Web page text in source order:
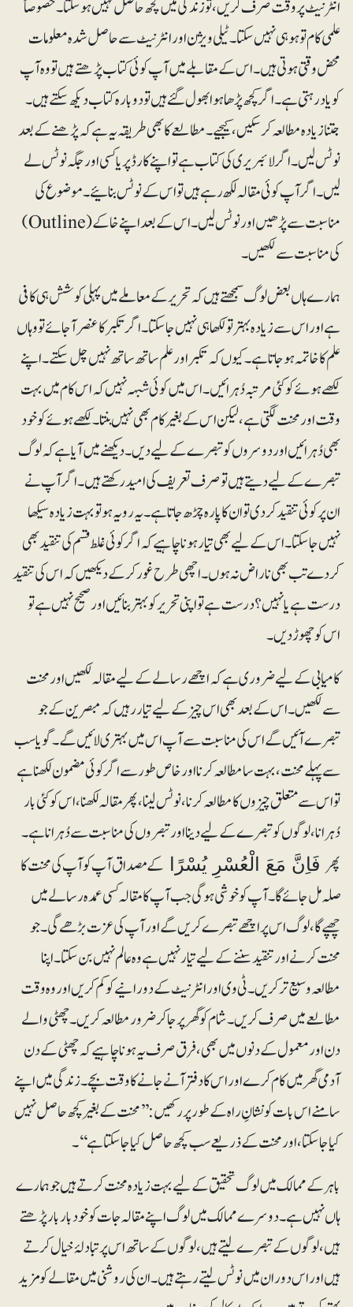
انٹرنیٹ پر وقت صرف کریں ، تو زندگی میں کچھ حاصل نہیں ہوسکتا۔ خصوصاً
علمی کام تو ہوہی نہیں سکتا۔ ٹیلی ویژن اور انٹرنیٹ سے حاصل شدہ معلومات
محض وقتی ہوتی ہیں۔ اس کے مقابلے میں آپ کوئی کتاب پڑھتے ہیں تو وہ آپ
کو یاد رہتی ہے ۔ اگر کچھ پڑھا ہوا بھول گئے ہیں تو دوبارہ کتاب دیکھ سکتے ہیں۔
جتنا زیادہ مطالعہ کرسکیں، کیجیے۔ مطالعے کابھی طریقہ یہ ہے کہ پڑھنے کے بعد
نوٹس لیں۔ اگر لائبریری کی کتاب ہے تو اپنے کارڈ پر یا کسی اور جگہ نوٹس لے
لیں۔ اگر آپ کوئی مقالہ لکھ رہے ہیں تو اس کے نوٹس بنائیے ۔ موضوع کی
مناسبت سے پڑھیں اور نوٹس لیں۔ اس کے بعد اپنے خاکے (Outline)
کی مناسبت سے لکھیں۔
ہمارے ہاں بعض لوگ سمجھتے ہیں کہ تحریر کے معاملے میں پہلی کوشش ہی کافی
ہے اور اس سے زیادہ بہتر تو لکھا ہی نہیں جاسکتا۔ اگر تکبر کا عنصر آجائے تو وہاں
علم کا خاتمہ ہوجاتا ہے۔ کیوں کہ تکبر اور علم ساتھ ساتھ نہیں چل سکتے۔ اپنے
لکھے ہوئے کو کئی مرتبہ دُہرائیں۔ اس میں کوئی شبہہ نہیں کہ اس کام میں بہت
وقت اور محنت لگتی ہے، لیکن اس کے بغیر کام بھی نہیں بنتا۔ لکھے ہوئے کو خود
بھی دُہرائیں اور دوسروں کو تبصرے کے لیے دیں۔ دیکھنے میں آیا ہے کہ لوگ
تبصرے کے لیے دیتے ہیں تو صرف تعریف کی امید رکھتے ہیں۔ اگر آپ نے
ان پر کوئی تنقید کردی تو ان کا پارہ چڑھ جاتا ہے۔ یہ رویہ ہوتو بہت زیادہ سیکھا
نہیں جاسکتا۔ اس کے لیے بھی تیار ہونا چاہیے کہ اگر کوئی غلط قسم کی تنقید بھی
کردے تب بھی ناراض نہ ہوں۔ اچھی طرح غور کرکے دیکھیں کہ اس کی تنقید
درست ہے یا نہیں؟ درست ہے تو اپنی تحریر کو بہتر بنائیں اور صحیح نہیں ہے تو
اس کو چھوڑ دیں۔
کامیابی کے لیے ضروری ہے کہ اچھے رسالے کے لیے مقالہ لکھیں اور محنت
سے لکھیں۔ اس کے بعد بھی اس چیز کے لیے تیار رہیں کہ مبصرین کے جو
تبصرے آئیں گے اس کی مناسبت سے آپ اس میں بہتری لائیں گے۔ گویا سب
سے پہلے محنت، بہت سا مطالعہ کرنا اور خاص طور سے اگر کوئی مضمون لکھنا ہے
تو اس سے متعلق چیزوں کا مطالعہ کرنا ، نوٹس لینا، پھر مقالہ لکھنا ، اس کو کئی بار
دُہرانا، لوگوں کو تبصرے کے لیے دینا اورتبصروں کی مناسبت سے دُہرانا ہے۔
پھر فَاِنَّ مَعَ الْعُسْرِ يُسْرًا کے مصداق آپ کو آپ کی محنت کا
صلہ مل جائے گا۔ آپ کو خوشی ہوگی جب آپ کا مقالہ کسی عمدہ رسالے میں
چھپے گا، لوگ اس پر اچھے تبصرے کریں گے اور آپ کی عزت بڑھے گی۔ جو
محنت کرنے اور تنقید سننے کے لیے تیار نہیں ہے وہ عالم نہیں بن سکتا۔ اپنا
مطالعہ وسیع تر کریں۔ ٹی وی اور انٹرنیٹ کے دورانیے کو کم کریں اور وہ وقت
مطالعے میں صرف کریں۔ شام کو گھر پر جاکر ضرور مطالعہ کریں۔ چھٹی والے
دن اور معمول کے دنوں میں بھی، فرق صرف یہ ہونا چاہیے کہ چھٹی کے دن
آدمی گھر میں کام کرے اور اس کا دفتر آنے جانے کا وقت بچے۔ زندگی میں اپنے
سامنے اس بات کو نشانِ راہ کے طور پر رکھیں: ’’محنت کے بغیر کچھ حاصل نہیں
کیا جاسکتا، اور محنت کے ذریعے سب کچھ حاصل کیا جاسکتا ہے‘‘۔
باہر کے ممالک میں لوگ تحقیق کے لیے بہت زیادہ محنت کرتے ہیں جو ہمارے
ہاں نہیں ہے۔ دوسرے ممالک میں لوگ اپنے مقالہ جات کو خود بار بار پڑھتے
ہیں، لوگوں کے تبصرے لیتے ہیں، لوگوں کے ساتھ اس پر تبادلۂ خیال کرتے
ہیں اور اس دوران میں نوٹس لیتے رہتے ہیں۔ ان کی روشنی میں مقالے کو مزید